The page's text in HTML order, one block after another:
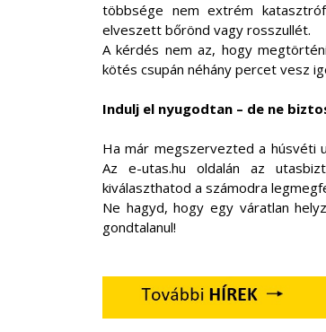
többsége nem extrém
elveszett bőrönd vagy rosszullét.
A kérdés nem az, hogy
kötés csupán néhány percet vesz
Indulj el nyugodtan – de ne
Ha már megszervezted a húsvéti
Az e-utas.hu oldalán az
kiválaszthatod a számodra
Ne hagyd, hogy egy váratlan
gondtalanul!